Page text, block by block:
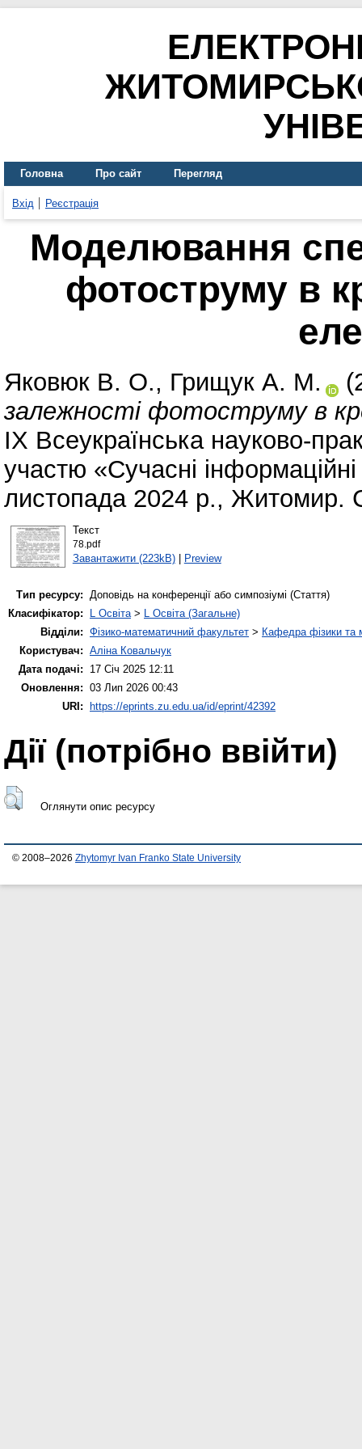
Головна Про сайт Перегляд
Вхід Реєстрація
Моделювання
фотоструму в
Яковюк В. О., Грищук А. М.
залежності фотоструму в
ІХ Всеукраїнська науково-
участю «Сучасні інформаційні
листопада 2024 р., Житомир.
Текст
78.pdf
Завантажити (223kB)| Preview
Тип ресурсу: Доповідь на конференції або симпозіумі (Стаття)
Класифікатор:
L Освіта> L Освіта (Загальне)
Відділи: Фізико-математичний факультет > Кафедра фізики та
Користувач: Аліна Ковальчук
Дата подачі:
17 Січ 2025 12:11
Оновлення: 03 Лип 2026 00:43
URI:
https://eprints.zu.edu.ua/id/eprint/42392
Дії ​​(потрібно ввійти)
Оглянути опис ресурсу
© 2008–2026 Zhytomyr Ivan Franko State University